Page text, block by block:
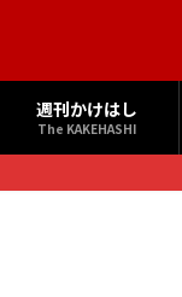
週刊かけはし
The KAKEHASHI